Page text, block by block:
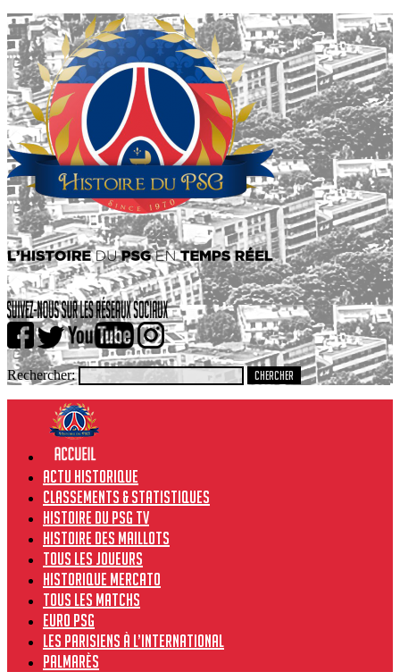
Rechercher:
Actu historique
Classements & Statistiques
Histoire du PSG TV
Histoire des maillots
Tous les joueurs
Historique Mercato
Tous les matchs
Euro PSG
Les Parisiens à l’international
Palmarès